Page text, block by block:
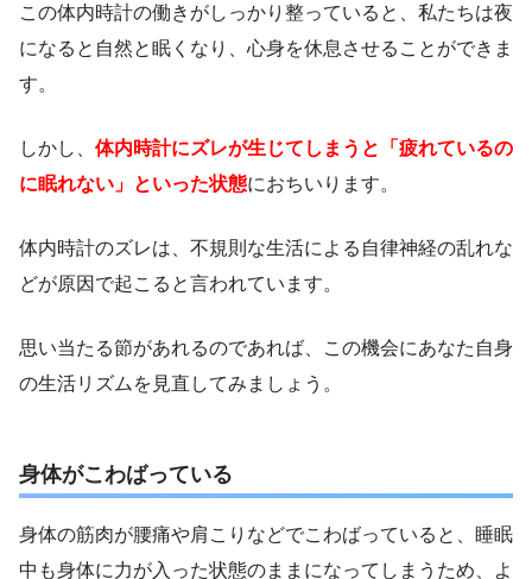
この体内時計の働きがしっかり整っていると、私たちは夜
になると自然と眠くなり、心身を休息させることができま
す。
しかし、 体内時計にズレが生じてしまうと「疲れているの
に眠れない」といった状態におちいります。
体内時計のズレは、不規則な生活による自律神経の乱れな
どが原因で起こると言われています。
思い当たる節があれるのであれば、この機会にあなた自身
の生活リズムを見直してみましょう。
身体がこわばっている
身体の筋肉が腰痛や肩こりなどでこわばっていると、睡眠
中も身体に力が入った状態のままになってしまうため、よ